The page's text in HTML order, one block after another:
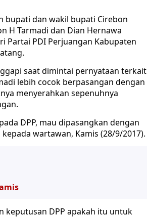
bupati dan wakil bupati Cirebon
H Tarmadi dan Dian Hernawa
Partai PDI Perjuangan Kabupaten
saat dimintai pernyataan terkait
lebih cocok berpasangan dengan
menyerahkan sepenuhnya
DPP, mau dipasangkan dengan
wartawan, Kamis (28/9/2017).
keputusan DPP apakah itu untuk